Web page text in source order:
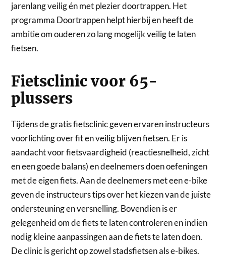
jarenlang veilig én met plezier doortrappen. Het
programma Doortrappen helpt hierbij en heeft de
ambitie om ouderen zo lang mogelijk veilig te laten
fietsen.
Fietsclinic voor 65-
plussers
Tijdens de gratis fietsclinic geven ervaren instructeurs
voorlichting over fit en veilig blijven fietsen. Er is
aandacht voor fietsvaardigheid (reactiesnelheid, zicht
en een goede balans) en deelnemers doen oefeningen
met de eigen fiets. Aan de deelnemers met een e-bike
geven de instructeurs tips over het kiezen van de juiste
ondersteuning en versnelling. Bovendien is er
gelegenheid om de fiets te laten controleren en indien
nodig kleine aanpassingen aan de fiets te laten doen.
De clinic is gericht op zowel stadsfietsen als e-bikes.